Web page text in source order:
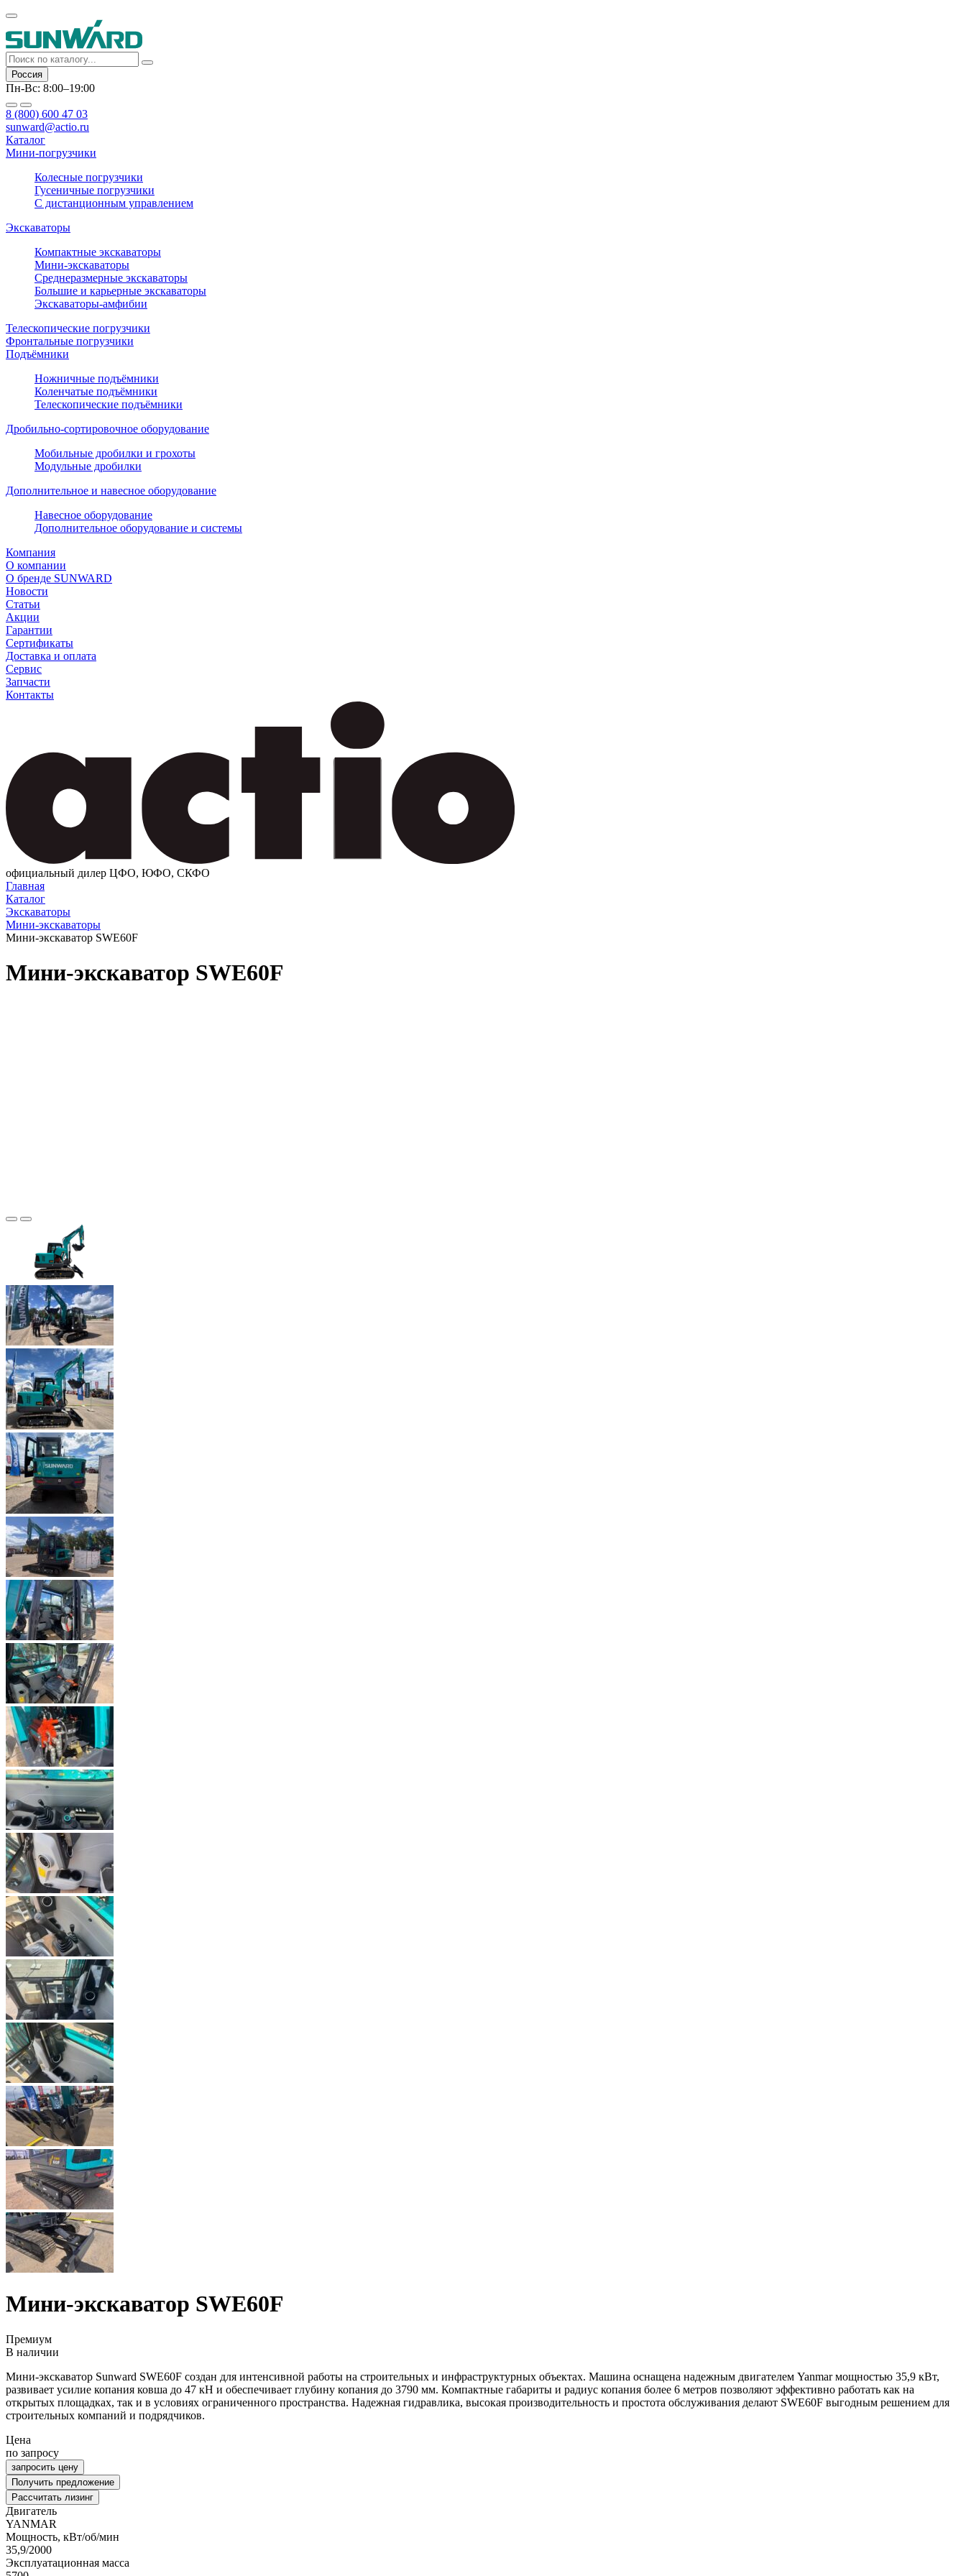
Россия
Пн-Вс: 8:00–19:00
8 (800) 600 47 03
sunward@actio.ru
Каталог
Мини-погрузчики
Колесные погрузчики
Гусеничные погрузчики
С дистанционным управлением
Экскаваторы
Компактные экскаваторы
Мини-экскаваторы
Среднеразмерные экскаваторы
Большие и карьерные экскаваторы
Экскаваторы-амфибии
Телескопические погрузчики
Фронтальные погрузчики
Подъёмники
Ножничные подъёмники
Коленчатые подъёмники
Телескопические подъёмники
Дробильно-сортировочное оборудование
Мобильные дробилки и грохоты
Модульные дробилки
Дополнительное и навесное оборудование
Навесное оборудование
Дополнительное оборудование и системы
Компания
О компании
О бренде SUNWARD
Новости
Статьи
Акции
Гарантии
Сертификаты
Доставка и оплата
Сервис
Запчасти
Контакты
официальный дилер ЦФО, ЮФО, СКФО
Главная
Каталог
Экскаваторы
Мини-экскаваторы
Мини-экскаватор SWE60F
Мини-экскаватор SWE60F
Мини-экскаватор SWE60F
Премиум
В наличии
Мини-экскаватор Sunward SWE60F создан для интенсивной работы на строительных и инфраструктурных объектах. Машина оснащена надежным двигателем Yanmar мощностью 35,9 кВт,
развивает усилие копания ковша до 47 кН и обеспечивает глубину копания до 3790 мм. Компактные габариты и радиус копания более 6 метров позволяют эффективно работать как на
открытых площадках, так и в условиях ограниченного пространства. Надежная гидравлика, высокая производительность и простота обслуживания делают SWE60F выгодным решением для
строительных компаний и подрядчиков.
Цена
по запросу
запросить цену
Получить предложение
Рассчитать лизинг
Двигатель
YANMAR
Мощность, кВт/об/мин
35,9/2000
Эксплуатационная масса